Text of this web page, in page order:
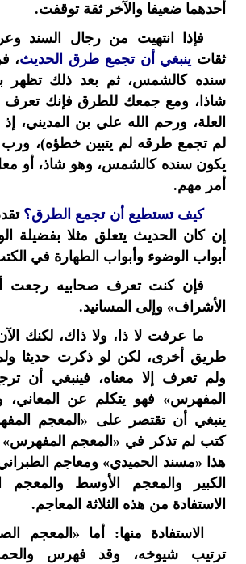
أحدهما ضعيفا والآخر ثقة توقفت.
فإذا انتهيت من رجال السند
ثقات ينبغي أن تجمع طرق الحديث،
سنده كالشمس، ثم بعد ذلك تظهر
شاذا، ومع جمعك للطرق فإنك تعرف
العلة، ورحم الله علي بن المديني، إذ
لم تجمع طرقه لم يتبين خطؤه)،
يكون سنده كالشمس، وهو شاذ، أو
أمر مهم.
كيف تستطيع أن تجمع الطرق؟
إن كان الحديث يتعلق مثلا بفضيلة
أبواب الوضوء وأبواب الطهارة في
فإن كنت تعرف صحابيه رجعت
الأشراف» وإلى المسانيد.
ما عرفت لا ذا، ولا ذاك، لكنك
طريق أخرى، لكن لو ذكرت حديثا
ولم تعرف إلا معناه، فينبغي أن
المفهرس» فهو يتكلم عن المعاني،
ينبغي أن تقتصر على «المعجم
كتب لم تذكر في «المعجم المفهرس»
هذا «مسند الحميدي» ومعاجم الطبراني
الكبير والمعجم الأوسط والمعجم
الاستفادة من هذه الثلاثة المعاجم.
الاستفادة منها: أما «المعجم
ترتيب شيوخه، وقد فهرس